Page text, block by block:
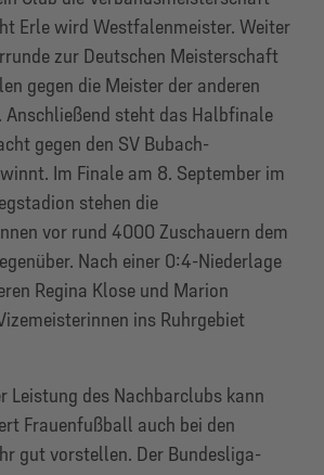
Erle wird Westfalenmeister. Weiter
zur Deutschen Meisterschaft
gegen die Meister der anderen
Anschließend steht das Halbfinale
gegen den SV Bubach-
Im Finale am 8. September im
stehen die
vor rund 4000 Zuschauern dem
Nach einer 0:4-Niederlage
Regina Klose und Marion
ins Ruhrgebiet
Leistung des Nachbarclubs kann
Frauenfußball auch bei den
gut vorstellen. Der Bundesliga-